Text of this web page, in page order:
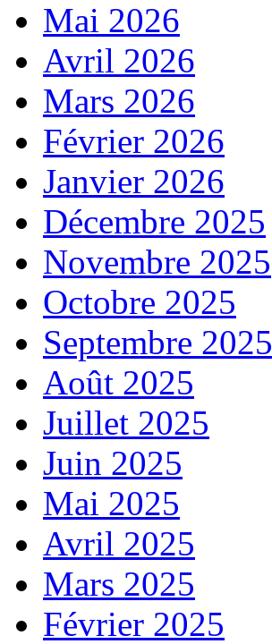
Mai 2026
Avril 2026
Mars 2026
Février 2026
Janvier 2026
Décembre 2025
Novembre 2025
Octobre 2025
Septembre 2025
Août 2025
Juillet 2025
Juin 2025
Mai 2025
Avril 2025
Mars 2025
Février 2025